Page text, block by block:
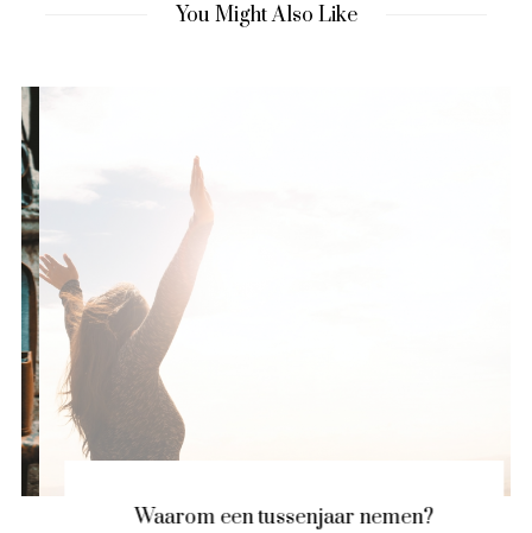
You Might Also Like
Waarom een tussenjaar nemen?